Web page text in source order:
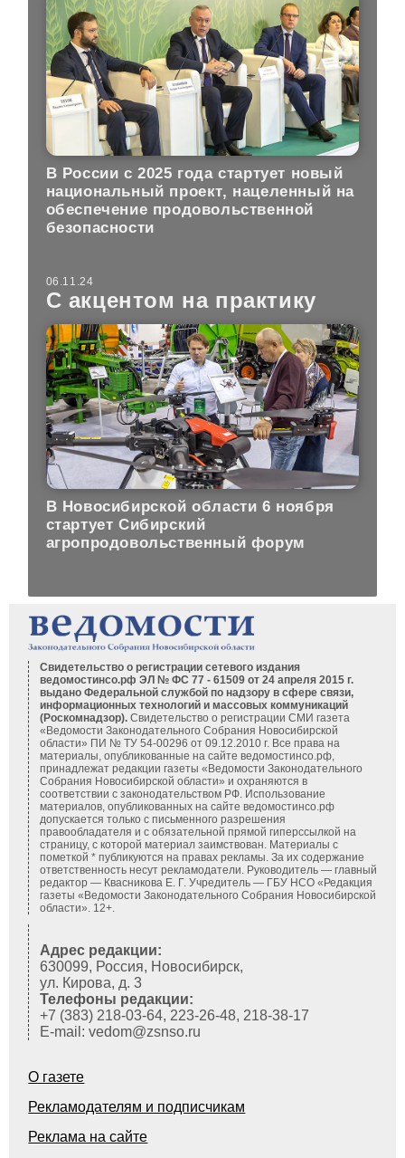
В России с 2025 года стартует новый
национальный проект, нацеленный на
обеспечение продовольственной
безопасности
06.11.24
С акцентом на практику
В Новосибирской области 6 ноября
стартует Сибирский
агропродовольственный форум
Свидетельство о регистрации сетевого издания
ведомостинсо.рф ЭЛ № ФС 77 - 61509 от 24 апреля 2015 г.
выдано Федеральной службой по надзору в сфере связи,
информационных технологий и массовых коммуникаций
(Роскомнадзор). Свидетельство о регистрации СМИ газета
«Ведомости Законодательного Собрания Новосибирской
области» ПИ № ТУ 54-00296 от 09.12.2010 г. Все права на
материалы, опубликованные на сайте ведомостинсо.рф,
принадлежат редакции газеты «Ведомости Законодательного
Собрания Новосибирской области» и охраняются в
соответствии с законодательством РФ. Использование
материалов, опубликованных на сайте ведомостинсо.рф
допускается только с письменного разрешения
правообладателя и с обязательной прямой гиперссылкой на
страницу, с которой материал заимствован. Материалы с
пометкой * публикуются на правах рекламы. За их содержание
ответственность несут рекламодатели. Руководитель — главный
редактор — Квасникова Е. Г. Учредитель — ГБУ НСО «Редакция
газеты «Ведомости Законодательного Собрания Новосибирской
области». 12+.
Адрес редакции:
630099, Россия, Новосибирск,
ул. Кирова, д. 3
Телефоны редакции:
+7 (383) 218-03-64, 223-26-48, 218-38-17
E-mail: vedom@zsnso.ru
О газете
Рекламодателям и подписчикам
Реклама на сайте